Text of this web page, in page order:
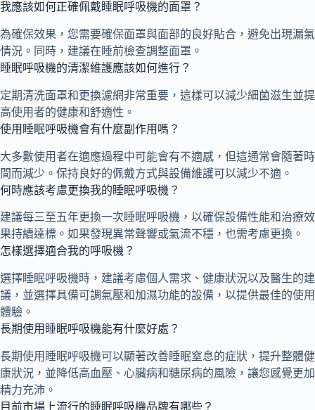
我應該如何正確佩戴睡眠呼吸機的面罩？
為確保效果，您需要確保面罩與面部的良好貼合，避免出現漏氣
情況。同時，建議在睡前檢查調整面罩。
睡眠呼吸機的清潔維護應該如何進行？
定期清洗面罩和更換濾網非常重要，這樣可以減少細菌滋生並提
高使用者的健康和舒適性。
使用睡眠呼吸機會有什麼副作用嗎？
大多數使用者在適應過程中可能會有不適感，但這通常會隨著時
間而減少。保持良好的佩戴方式與設備維護可以減少不適。
何時應該考慮更換我的睡眠呼吸機？
建議每三至五年更換一次睡眠呼吸機，以確保設備性能和治療效
果持續達標。如果發現異常聲響或氣流不穩，也需考慮更換。
怎樣選擇適合我的呼吸機？
選擇睡眠呼吸機時，建議考慮個人需求、健康狀況以及醫生的建
議，並選擇具備可調氣壓和加濕功能的設備，以提供最佳的使用
體驗。
長期使用睡眠呼吸機能有什麼好處？
長期使用睡眠呼吸機可以顯著改善睡眠窒息的症狀，提升整體健
康狀況，並降低高血壓、心臟病和糖尿病的風險，讓您感覺更加
精力充沛。
目前市場上流行的睡眠呼吸機品牌有哪些？